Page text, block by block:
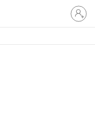
Meld
je
aan
je